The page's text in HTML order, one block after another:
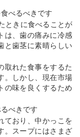
べるべきです
ときに食べることが
は、歯の痛みに冷感
と歯茎に素晴らしい
取れた食事をするた
。しかし、現在市場
の味を良くするため
べきです
ており、中かっこを
。スープにはさまざ